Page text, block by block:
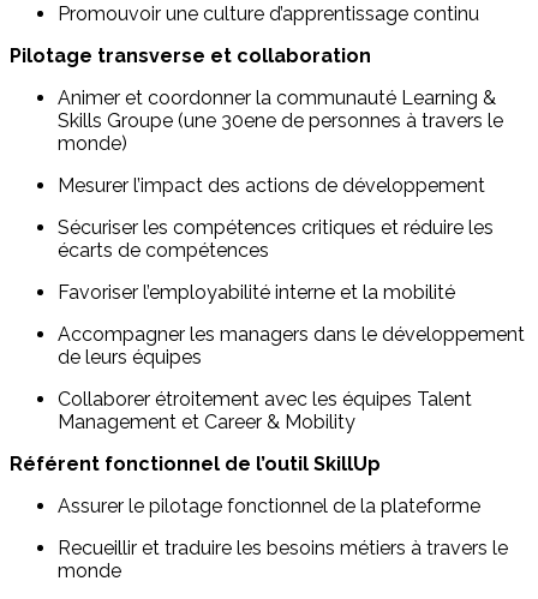
Promouvoir une culture d’apprentissage continu
Pilotage transverse et collaboration
Animer et coordonner la communauté Learning &
Skills Groupe (une 30ene de personnes à travers le
monde)
Mesurer l’impact des actions de développement
Sécuriser les compétences critiques et réduire les
écarts de compétences
Favoriser l’employabilité interne et la mobilité
Accompagner les managers dans le développement
de leurs équipes
Collaborer étroitement avec les équipes Talent
Management et Career & Mobility
Référent fonctionnel de l’outil SkillUp
Assurer le pilotage fonctionnel de la plateforme
Recueillir et traduire les besoins métiers à travers le
monde